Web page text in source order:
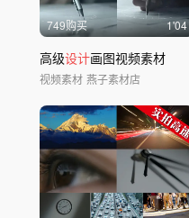
749购买 1'04
高级设计画图视频素材
视频素材 燕子素材店